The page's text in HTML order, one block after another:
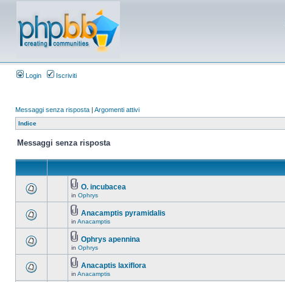
Login Iscriviti
Messaggi senza risposta | Argomenti attivi
Indice
Messaggi senza risposta
O. incubacea
in Ophrys
Anacamptis pyramidalis
in Anacamptis
Ophrys apennina
in Ophrys
Anacaptis laxiflora
in Anacamptis